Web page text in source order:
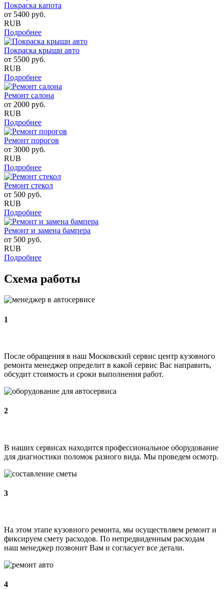
Покраска капота
от 5400 руб.
RUB
Подробнее
Покраска крыши авто
от 5500 руб.
RUB
Подробнее
Ремонт салона
от 2000 руб.
RUB
Подробнее
Ремонт порогов
от 3000 руб.
RUB
Подробнее
Ремонт стекол
от 500 руб.
RUB
Подробнее
Ремонт и замена бампера
от 500 руб.
RUB
Подробнее
Схема работы
1
После обращения в наш Московский сервис центр кузовного
ремонта менеджер определит в какой сервис Вас направить,
обсудит стоимость и сроки выполнения работ.
2
В наших сервисах находится профессиональное оборудование
для диагностики поломок разного вида. Мы проведем осмотр.
3
На этом этапе кузовного ремонта, мы осуществляем ремонт и
фиксируем смету расходов. По непредвиденным расходам
наш менеджер позвонит Вам и согласует все детали.
4